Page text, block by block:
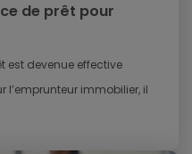
de prêt pour
est devenue effective
l’emprunteur immobilier, il